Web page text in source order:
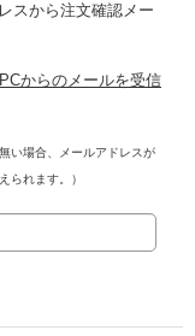
スから注文確認メー
からのメールを受信
無い場合、メールアドレスが
られます。）